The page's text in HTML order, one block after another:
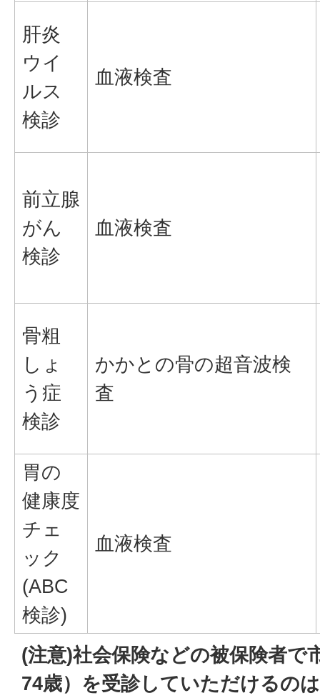
肝炎
ウイ
ルス
検診
血液検査
前立腺
がん
検診
血液検査
骨粗
しょ
う症
検診
かかとの骨の超音波検
査
胃の
健康度
チェ
ック
(ABC
検診)
血液検査
(注意)社会保険などの被保険者で
74歳）を受診していただけるの